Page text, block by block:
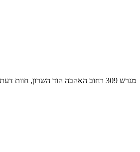
מגרש 309 רחוב האהבה הוד השרון, חוות